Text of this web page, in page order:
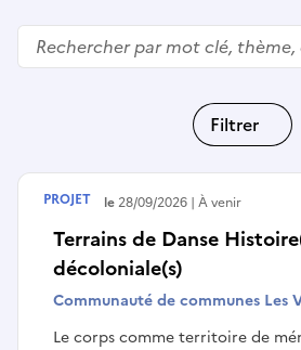
Rechercher
Filtrer
Terrains de Danse
décoloniale(s)
Communauté de communes Les
Le corps comme territoire de
Débute le28/09/2026 À venir
PROJET